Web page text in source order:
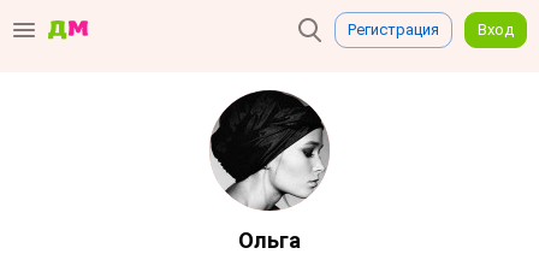
Регистрация Вход
Ольга